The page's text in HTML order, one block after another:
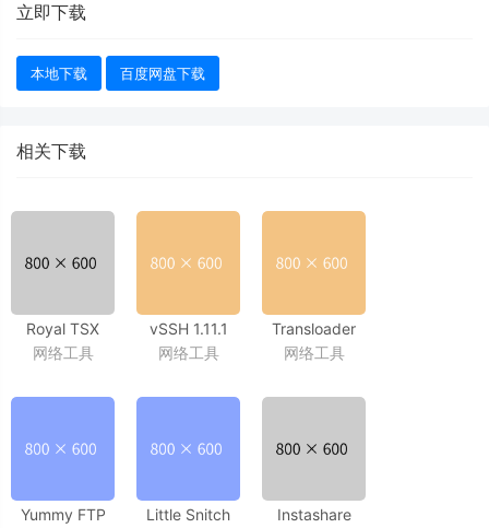
立即下载
本地下载 百度网盘下载
相关下载
Royal TSX
1.4.6
网络工具
vSSH 1.11.1
强大的多标签ssh工具
网络工具
Transloader
2.1 MacOS、
网络工具
Yummy FTP
Little Snitch
Instashare